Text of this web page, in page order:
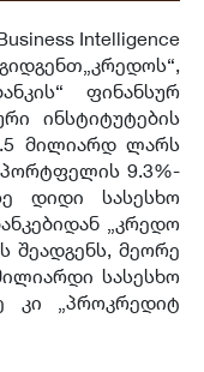
Intelligence
ფინანსურ
ინსტიტუტების
მილიარდ ლარს
9.3%-
დიდი სასესხო
„კრედო
მეორე
სასესხო
კი „პროკრედიტ